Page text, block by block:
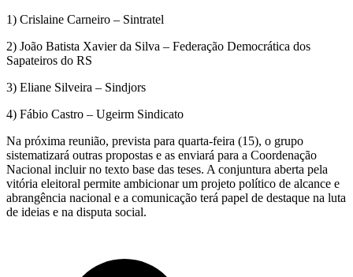
1) Crislaine Carneiro – Sintratel
2) João Batista Xavier da Silva – Federação Democrática dos
Sapateiros do RS
3) Eliane Silveira – Sindjors
4) Fábio Castro – Ugeirm Sindicato
Na próxima reunião, prevista para quarta-feira (15), o grupo
sistematizará outras propostas e as enviará para a Coordenação
Nacional incluir no texto base das teses. A conjuntura aberta pela
vitória eleitoral permite ambicionar um projeto político de alcance e
abrangência nacional e a comunicação terá papel de destaque na luta
de ideias e na disputa social.